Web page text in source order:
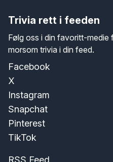
Trivia rett i feeden
Følg oss i din favoritt-
morsom trivia i din feed.
Facebook
X
Instagram
Snapchat
Pinterest
TikTok
RSS Feed